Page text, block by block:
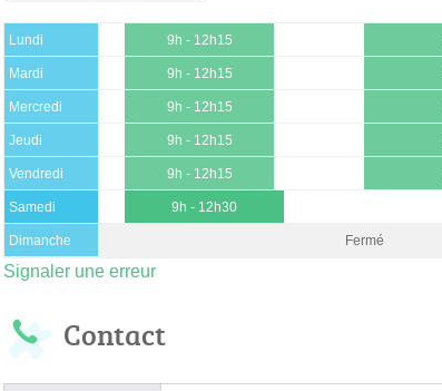
Lundi 9h - 12h15
Mardi 9h - 12h15
Mercredi 9h - 12h15
Jeudi 9h - 12h15
Vendredi 9h - 12h15
Samedi 9h - 12h30
Dimanche Fermé
Signaler une erreur
Contact